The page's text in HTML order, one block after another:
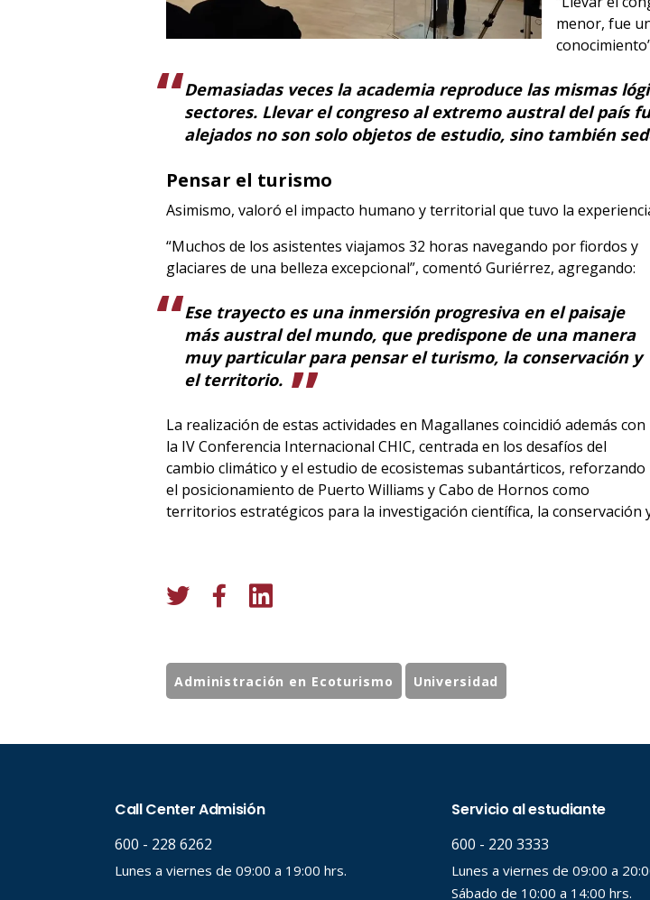
menor, fue
Demasiadas veces la academia reproduce las mismas
sectores. Llevar el congreso al extremo austral del país
alejados no son solo objetos de estudio, sino también
Pensar el turismo
Asimismo, valoró el impacto humano y territorial que tuvo la
“Muchos de los asistentes viajamos 32 horas navegando por fiordos y
glaciares de una belleza excepcional”, comentó Guriérrez, agregando:
Ese trayecto es una inmersión progresiva en el paisaje
más austral del mundo, que predispone de una manera
muy particular para pensar el turismo, la conservación y
el territorio.
La realización de estas actividades en Magallanes coincidió además con
la IV Conferencia Internacional CHIC, centrada en los desafíos del
cambio climático y el estudio de ecosistemas subantárticos, reforzando
el posicionamiento de Puerto Williams y Cabo de Hornos como
territorios estratégicos para la investigación científica, la conservación
Administración en Ecoturismo Universidad